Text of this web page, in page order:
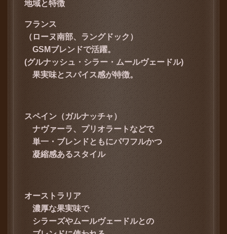
地域と特徴
フランス
（ローヌ南部、ラングドック）
GSMブレンドで活躍。
(グルナッシュ・シラー・ムールヴェードル)
果実味とスパイス感が特徴。
スペイン（ガルナッチャ）
ナヴァーラ、プリオラートなどで
単一・ブレンドともにパワフルかつ
凝縮感あるスタイル
オーストラリア
濃厚な果実味で
シラーズやムールヴェードルとの